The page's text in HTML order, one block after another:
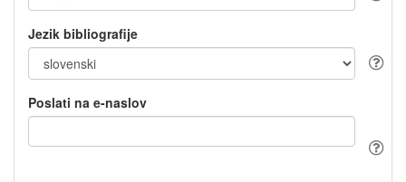
Jezik bibliografije
Poslati na e-naslov